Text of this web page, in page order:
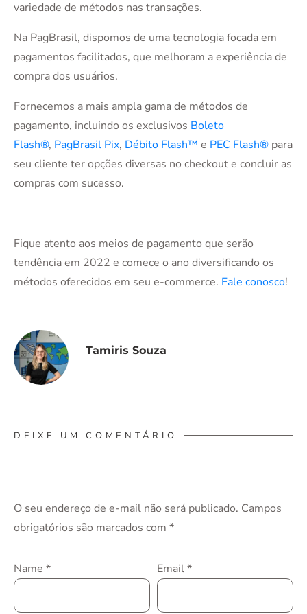
variedade de métodos nas transações.
Na PagBrasil, dispomos de uma tecnologia focada em
pagamentos facilitados, que melhoram a experiência de
compra dos usuários.
Fornecemos a mais ampla gama de métodos de
pagamento, incluindo os exclusivos Boleto
Flash®, PagBrasil Pix, Débito Flash™ e PEC Flash® para
seu cliente ter opções diversas no checkout e concluir as
compras com sucesso.
Fique atento aos meios de pagamento que serão
tendência em 2022 e comece o ano diversificando os
métodos oferecidos em seu e-commerce. Fale conosco!
Tamiris Souza
DEIXE UM COMENTÁRIO
O seu endereço de e-mail não será publicado. Campos
obrigatórios são marcados com *
Name * Email*